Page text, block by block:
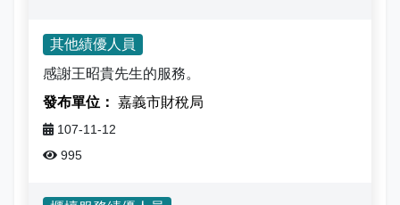
民法調降成年年齡專區
延、分期繳稅專區
其他績優人員
感謝王昭貴先生的服務。
嘉義市財稅局
107-11-12
995